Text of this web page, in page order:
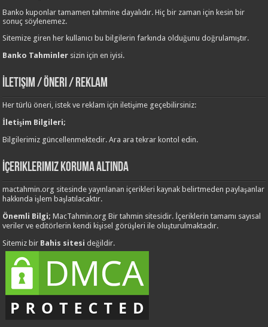
Banko kuponlar tamamen tahmine dayalıdır. Hiç bir zaman için kesin bir
sonuç söylenemez.
Sitemize giren her kullanıcı bu bilgilerin farkında olduğunu doğrulamıştır.
Banko Tahminler sizin için en iyisi.
İletişim / Öneri / Reklam
Her türlü öneri, istek ve reklam için iletişime geçebilirsiniz:
İletişim Bilgileri;
Bilgilerimiz güncellenmektedir. Ara ara tekrar kontol edin.
İçeriklerimiz Koruma Altında
mactahmin.org sitesinde yayınlanan içerikleri kaynak belirtmeden paylaşanlar
hakkında işlem başlatılacaktır.
Önemli Bilgi;MacTahmin.org Bir tahmin sitesidir. İçeriklerin tamamı sayısal
veriler ve editörlerin kendi kişisel görüşleri ile oluşturulmaktadır.
Sitemiz bir Bahis sitesi değildir.